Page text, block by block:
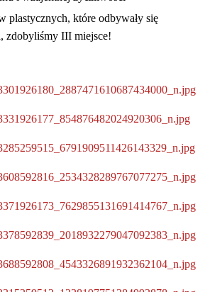
Miasta
Warsztatów
plastycznych, które odbywały się
zdobyliśmy III miejsce!